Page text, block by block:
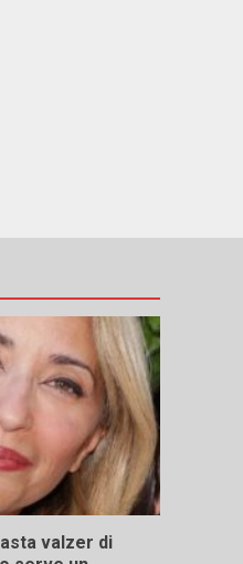
valzer di